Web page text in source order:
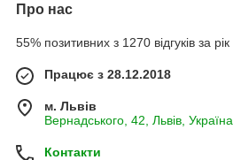
Про нас
55% позитивних з 1270 відгуків за рік
Працює з 28.12.2018
м. Львів
Вернадського, 42, Львів, Україна
Контакти